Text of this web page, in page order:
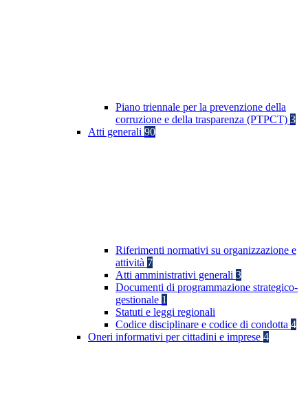
Piano triennale per la prevenzione della
corruzione e della trasparenza (PTPCT) 3
Atti generali 90
Riferimenti normativi su organizzazione e
attività 7
Atti amministrativi generali 3
Documenti di programmazione strategico-
gestionale 1
Statuti e leggi regionali
Codice disciplinare e codice di condotta 4
Oneri informativi per cittadini e imprese 4